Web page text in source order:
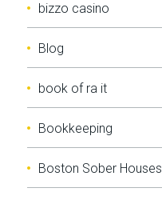
bizzo casino
Blog
book of ra it
Bookkeeping
Boston Sober Houses